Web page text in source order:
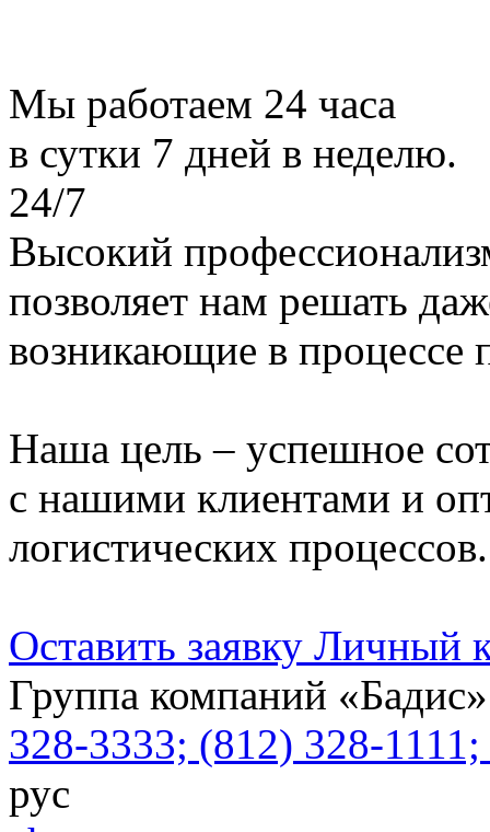
Мы работаем 24 часа
в сутки 7 дней в неделю.
24/7
Высокий
позволяет нам решать
возникающие в процессе
Наша цель – успешное
с нашими клиентами и
логистических процессов.
Оставить заявку Личный
Группа компаний
328-3333; (812) 328-
рус